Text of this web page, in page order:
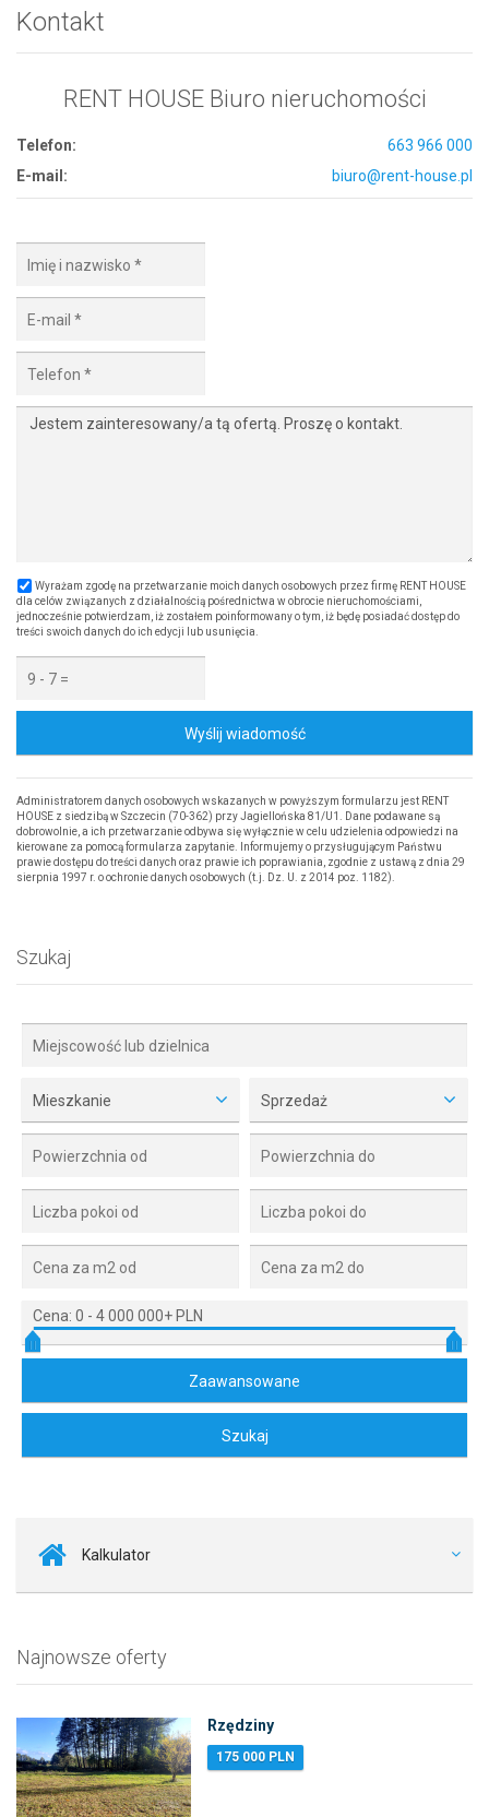
Kontakt
RENT HOUSE Biuro nieruchomości
Telefon:
663 966 000
E-mail:
biuro@rent-house.pl
Wyrażam zgodę na przetwarzanie moich danych osobowych przez firmę RENT HOUSE
dla celów związanych z działalnością pośrednictwa w obrocie nieruchomościami,
jednocześnie potwierdzam, iż zostałem poinformowany o tym, iż będę posiadać dostęp do
treści swoich danych do ich edycji lub usunięcia.
Wyślij wiadomość
Administratorem danych osobowych wskazanych w powyższym formularzu jest RENT
HOUSE z siedzibą w Szczecin (70-362) przy Jagiellońska 81/U1. Dane podawane są
dobrowolnie, a ich przetwarzanie odbywa się wyłącznie w celu udzielenia odpowiedzi na
kierowane za pomocą formularza zapytanie. Informujemy o przysługującym Państwu
prawie dostępu do treści danych oraz prawie ich poprawiania, zgodnie z ustawą z dnia 29
sierpnia 1997 r. o ochronie danych osobowych (t.j. Dz. U. z 2014 poz. 1182).
Szukaj
Mieszkanie Sprzedaż
Cena: 0 - 4 000 000+ PLN
Kalkulator
Najnowsze oferty
Rzędziny
175 000 PLN